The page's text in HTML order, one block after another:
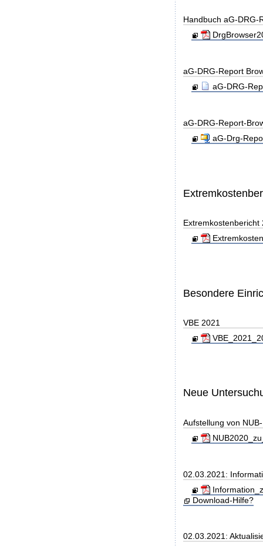
Handbuch aG-DRG-
aG-DRG-Report
aG-DRG-
aG-DRG-Report-
aG-Drg-
Extremkostenbericht
Besondere
VBE 2021
Neue
Aufstellung von
02.03.2021:
Download-Hilfe?
02.03.2021: